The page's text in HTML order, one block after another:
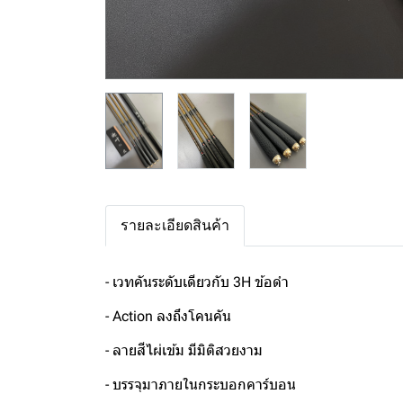
รายละเอียดสินค้า
- เวทคันระดับเดียวกับ 3H ข้อดำ
- Action ลงถึงโคนคัน
- ลายสีไผ่เข้ม มีมิติสวยงาม
- บรรจุมาภายในกระบอกคาร์บอน